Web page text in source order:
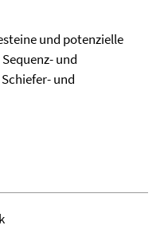
und potenzielle
und
und